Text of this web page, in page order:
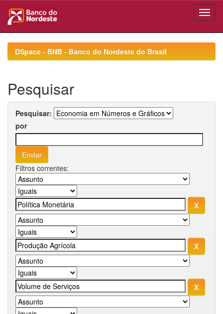
navigationDSpace - BNB - Banco do Nordeste do Brasil
Pesquisar
Pesquisar:
por
Filtros correntes: